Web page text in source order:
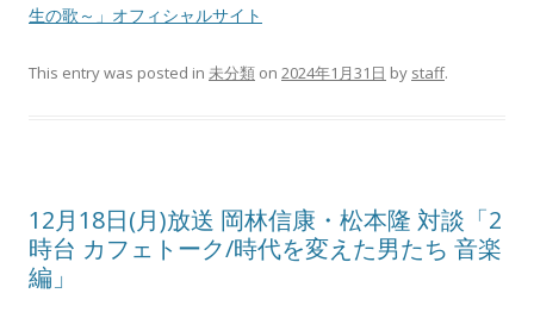
生の歌～」オフィシャルサイト
This entry was posted in 未分類 on 2024年1月31日 by staff.
12月18日(月)放送 岡林信康・松本隆 対談「2
時台 カフェトーク/時代を変えた男たち 音楽
編」